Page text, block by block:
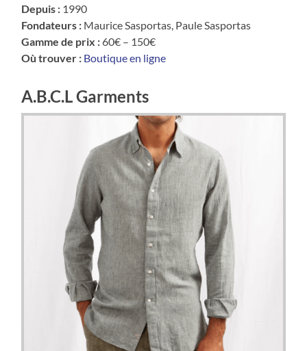
Depuis : 1990
Fondateurs : Maurice Sasportas, Paule Sasportas
Gamme de prix : 60€ – 150€
Où trouver : Boutique en ligne
A.B.C.L Garments